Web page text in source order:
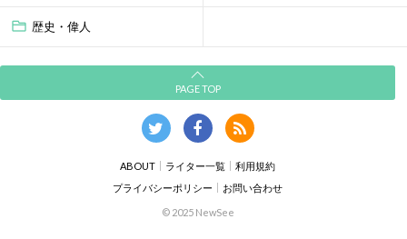
歴史・偉人
PAGE TOP
ABOUT ライター一覧
利用規約
プライバシーポリシー
お問い合わせ
© 2025 NewSee